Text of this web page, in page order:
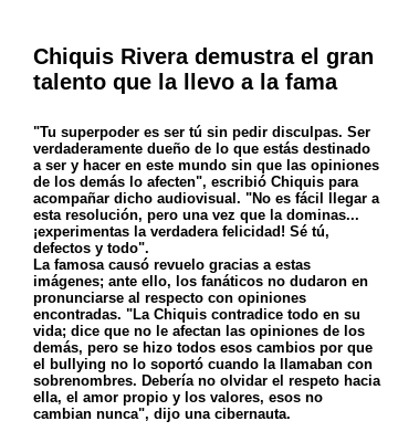
Chiquis Rivera demustra el gran
talento que la llevo a la fama
"Tu superpoder es ser tú sin pedir disculpas. Ser
verdaderamente dueño de lo que estás destinado
a ser y hacer en este mundo sin que las opiniones
de los demás lo afecten", escribió Chiquis para
acompañar dicho audiovisual. "No es fácil llegar a
esta resolución, pero una vez que la dominas...
¡experimentas la verdadera felicidad! Sé tú,
defectos y todo".
La famosa causó revuelo gracias a estas
imágenes; ante ello, los fanáticos no dudaron en
pronunciarse al respecto con opiniones
encontradas. "La Chiquis contradice todo en su
vida; dice que no le afectan las opiniones de los
demás, pero se hizo todos esos cambios por que
el bullying no lo soportó cuando la llamaban con
sobrenombres. Debería no olvidar el respeto hacia
ella, el amor propio y los valores, esos no
cambian nunca", dijo una cibernauta.